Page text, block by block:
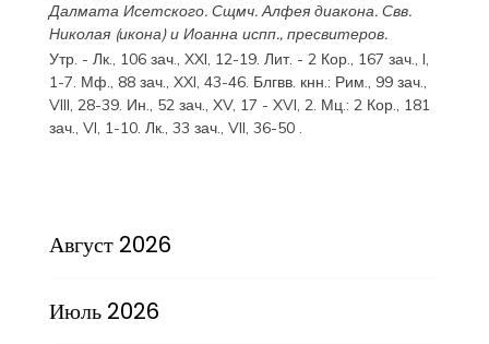
ДалматаИсетского. Сщмч.Алфеядиакона. Свв.
Николая(икона) и Иоаннаиспп., пресвитеров.
Утр. - Лк., 106 зач., XXI, 12-19. Лит. - 2 Кор., 167 зач., I,
1-7. Мф., 88 зач., XXI, 43-46. Блгвв. кнн.: Рим., 99 зач.,
VIII, 28-39. Ин., 52 зач., XV, 17 - XVI, 2. Мц.: 2 Кор., 181
зач., VI, 1-10. Лк., 33 зач., VII, 36-50 .
Август 2026
Июль 2026